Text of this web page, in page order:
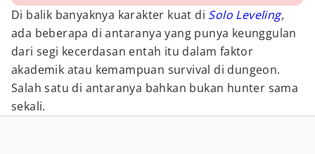
Di balik banyaknya karakter kuat di Solo Leveling,
ada beberapa di antaranya yang punya keunggulan
dari segi kecerdasan entah itu dalam faktor
akademik atau kemampuan survival di dungeon.
Salah satu di antaranya bahkan bukan hunter sama
sekali.